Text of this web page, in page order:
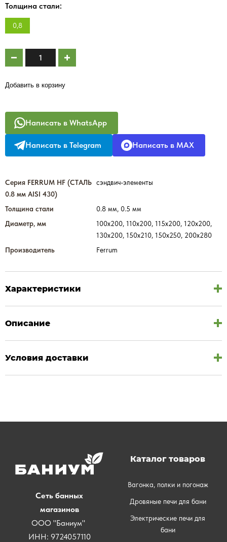
Толщина стали:
0,8
Добавить в корзину
Написать в WhatsApp
Написать в Telegram Написать в MAX
Серия FERRUM HF (СТАЛЬ
0.8 мм AISI 430)
сэндвич-элементы
Толщина стали
0.8 мм, 0.5 мм
Диаметр, мм
100х200, 110х200, 115х200, 120х200,
130х200, 150х210, 150х250, 200х280
Производитель
Ferrum
Характеристики
Описание
Условия доставки
Сеть банных
магазинов
ООО "Баниум"
ИНН: 9724057110
Каталог товаров
Вагонка, полки и погонаж
Дровяные печи для бани
Электрические печи для
бани